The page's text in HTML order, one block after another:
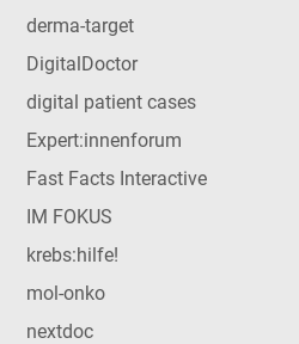
derma-target
DigitalDoctor
digital patient cases
Expert:innenforum
Fast Facts Interactive
IM FOKUS
krebs:hilfe!
mol-onko
nextdoc